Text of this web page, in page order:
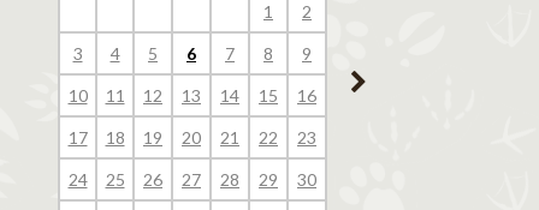
1 2
3 4 5 6 7 8 9
10 11 12 13 14 15 16
17 18 19 20 21 22 23
24 25 26 27 28 29 30
14